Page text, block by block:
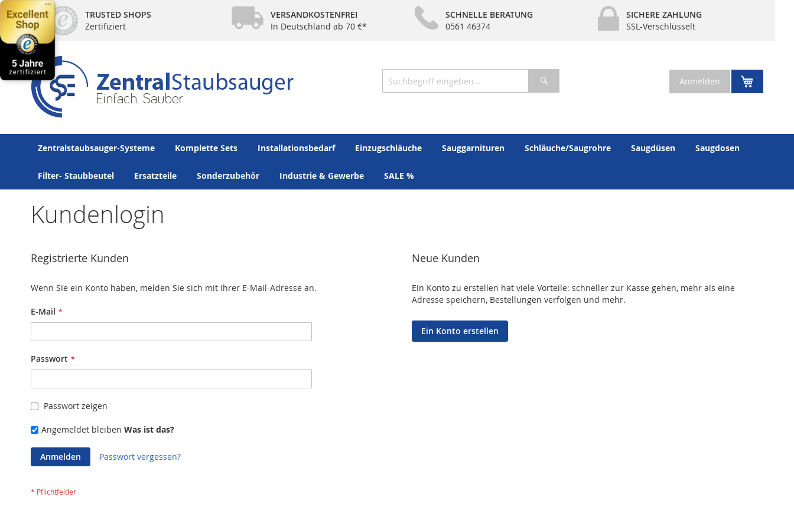
Direkt
zum
Inhalt
TRUSTED SHOPS
Zertifiziert
VERSANDKOSTENFREI
In Deutschland ab 70 €*
SCHNELLE BERATUNG
0561 46374
SICHERE ZAHLUNG
SSL-Verschlüsselt
Anmelden
Suche
Zentralstaubsauger-Systeme Komplette Sets Installationsbedarf Einzugschläuche Sauggarnituren Schläuche/Saugrohre Saugdüsen Saugdosen
Filter- Staubbeutel Ersatzteile Sonderzubehör Industrie & Gewerbe SALE %
Kundenlogin
Registrierte Kunden
Wenn Sie ein Konto haben, melden Sie sich mit Ihrer E-Mail-Adresse an.
E-Mail
Passwort
Passwort zeigen
Angemeldet bleiben Was ist das?
Anmelden Passwort vergessen?
Neue Kunden
Ein Konto zu erstellen hat viele Vorteile: schneller zur Kasse gehen, mehr als eine
Adresse speichern, Bestellungen verfolgen und mehr.
Ein Konto erstellen